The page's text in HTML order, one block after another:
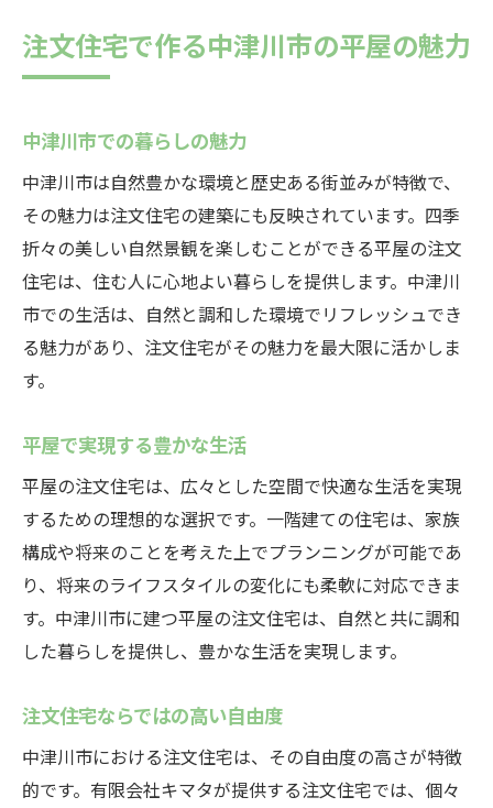
注文住宅で作る中津川市の平屋の魅力
中津川市での暮らしの魅力
中津川市は自然豊かな環境と歴史ある街並みが特徴で、
その魅力は注文住宅の建築にも反映されています。四季
折々の美しい自然景観を楽しむことができる平屋の注文
住宅は、住む人に心地よい暮らしを提供します。中津川
市での生活は、自然と調和した環境でリフレッシュでき
る魅力があり、注文住宅がその魅力を最大限に活かしま
す。
平屋で実現する豊かな生活
平屋の注文住宅は、広々とした空間で快適な生活を実現
するための理想的な選択です。一階建ての住宅は、家族
構成や将来のことを考えた上でプランニングが可能であ
り、将来のライフスタイルの変化にも柔軟に対応できま
す。中津川市に建つ平屋の注文住宅は、自然と共に調和
した暮らしを提供し、豊かな生活を実現します。
注文住宅ならではの高い自由度
中津川市における注文住宅は、その自由度の高さが特徴
的です。有限会社キマタが提供する注文住宅では、個々